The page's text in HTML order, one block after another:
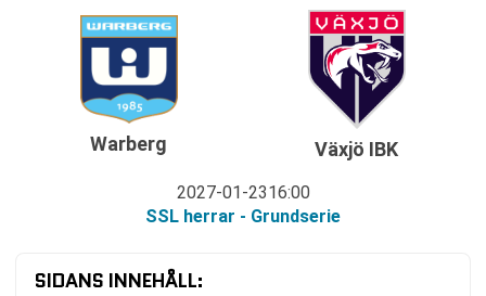
Warberg
2027-01-2316:00
SSL herrar - Grundserie
Växjö IBK
SIDANS INNEHÅLL: